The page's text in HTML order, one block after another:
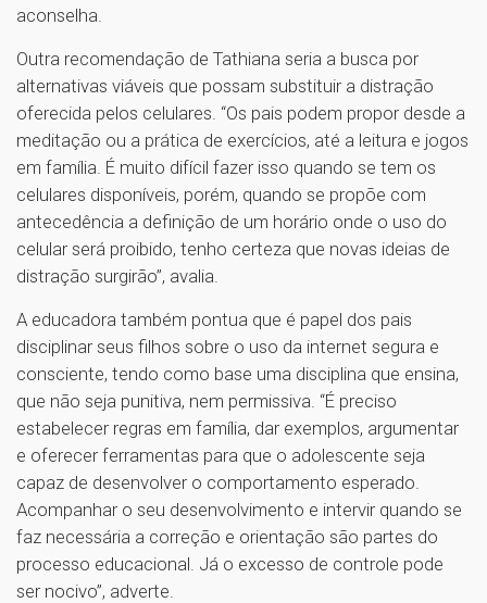
aconselha.
Outra recomendação de Tathiana seria a busca por
alternativas viáveis que possam substituir a distração
oferecida pelos celulares. “Os pais podem propor desde a
meditação ou a prática de exercícios, até a leitura e jogos
em família. É muito difícil fazer isso quando se tem os
celulares disponíveis, porém, quando se propõe com
antecedência a definição de um horário onde o uso do
celular será proibido, tenho certeza que novas ideias de
distração surgirão”, avalia.
A educadora também pontua que é papel dos pais
disciplinar seus filhos sobre o uso da internet segura e
consciente, tendo como base uma disciplina que ensina,
que não seja punitiva, nem permissiva. “É preciso
estabelecer regras em família, dar exemplos, argumentar
e oferecer ferramentas para que o adolescente seja
capaz de desenvolver o comportamento esperado.
Acompanhar o seu desenvolvimento e intervir quando se
faz necessária a correção e orientação são partes do
processo educacional. Já o excesso de controle pode
ser nocivo”, adverte.